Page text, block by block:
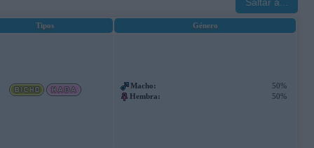
Tipos Género
Macho:
50%
Hembra:
50%